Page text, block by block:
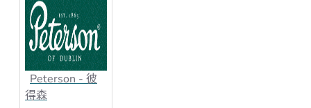
Peterson - 彼
得森